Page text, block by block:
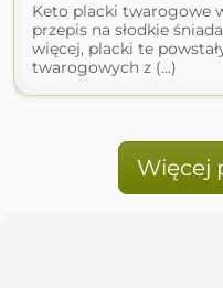
Keto placki twarogowe
przepis na słodkie
więcej, placki te
twarogowych z (...)
Więcej